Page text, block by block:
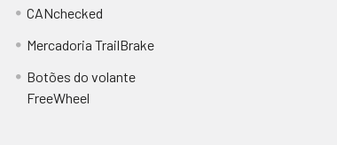
CANchecked
Mercadoria TrailBrake
Botões do volante
FreeWheel